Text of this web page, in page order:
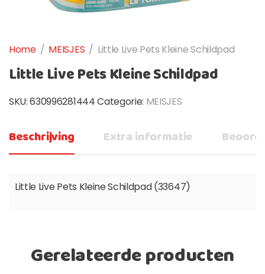
Home / MEISJES / Little Live Pets Kleine Schildpad
Little Live Pets Kleine Schildpad
SKU:630996281444Categorie: MEISJES
Beschrijving Extra informatie
Little Live Pets Kleine Schildpad (33647)
Gerelateerde producten